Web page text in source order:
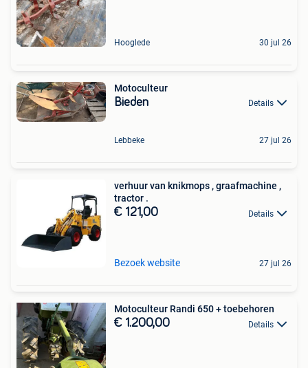
Hooglede 30 jul 26
Motoculteur
Bieden Details
Lebbeke 27 jul 26
verhuur van knikmops , graafmachine ,
tractor .
€ 121,00 Details
Bezoek website 27 jul 26
Motoculteur Randi 650 + toebehoren
€ 1.200,00 Details